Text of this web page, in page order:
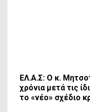
ΕΛ.Α.Σ: Ο κ.
χρόνια μετά τις
το «νέο» σχέδιο